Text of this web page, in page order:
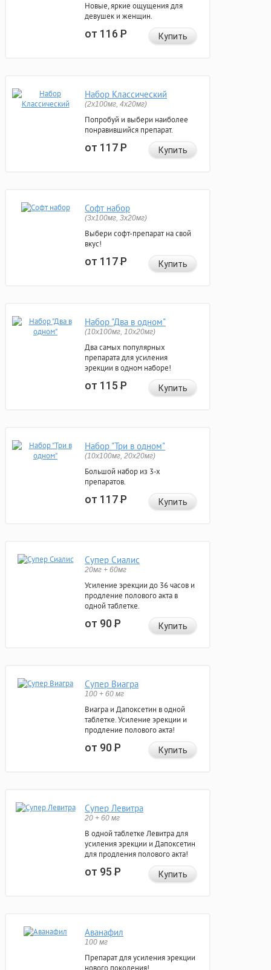
Новые, яркие ощущения для
девушек и женщин.
от 116Р Купить
Набор Классический
(2x100мг, 4x20мг)
Попробуй и выбери наиболее
понравившийся препарат.
от 117Р Купить
Софт набор
(3x100мг, 3x20мг)
Выбери софт-препарат на свой
вкус!
от 117Р Купить
Набор "Два в одном"
(10x100мг, 10x20мг)
Два самых популярных
препарата для усиления
эрекции в одном наборе!
от 115Р Купить
Набор "Три в одном"
(10x100мг, 20x20мг)
Большой набор из 3-х
препаратов.
от 117Р Купить
Супер Сиалис
20мг + 60мг
Усиление эрекции до 36 часов и
продление полового акта в
одной таблетке.
от 90Р Купить
Супер Виагра
100 + 60 мг
Виагра и Дапоксетин в одной
таблетке. Усиление эрекции и
продление полового акта!
от 90Р Купить
Супер Левитра
20 + 60 мг
В одной таблетке Левитра для
усиления эрекции и Дапоксетин
для продления полового акта!
от 95Р Купить
Аванафил
100 мг
Препарат для усиления эрекции